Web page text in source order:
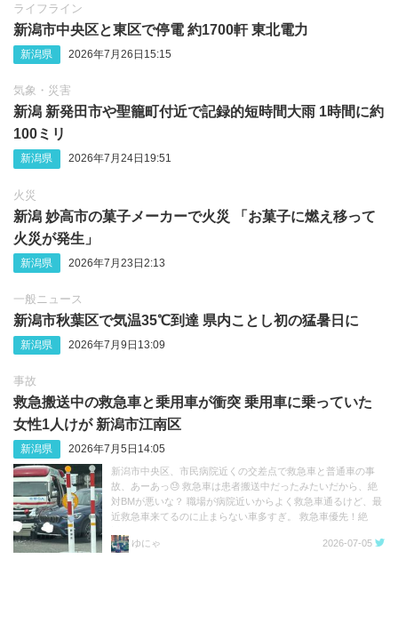
ライフライン
新潟市中央区と東区で停電 約1700軒 東北電力
新潟県 2026年7月26日15:15
気象・災害
新潟 新発田市や聖籠町付近で記録的短時間大雨 1時間に約
100ミリ
新潟県 2026年7月24日19:51
火災
新潟 妙高市の菓子メーカーで火災 「お菓子に燃え移って
火災が発生」
新潟県 2026年7月23日2:13
一般ニュース
新潟市秋葉区で気温35℃到達 県内ことし初の猛暑日に
新潟県 2026年7月9日13:09
事故
救急搬送中の救急車と乗用車が衝突 乗用車に乗っていた
女性1人けが 新潟市江南区
新潟県 2026年7月5日14:05
新潟市中央区、市民病院近くの交差点で救急車と普通車の事
故、あーあっ😓 救急車は患者搬送中だったみたいだから、絶
対BMが悪いな？ 職場が病院近いからよく救急車通るけど、最
近救急車来てるのに止まらない車多すぎ。 救急車優先！絶
ゆにゃ
2026-07-05